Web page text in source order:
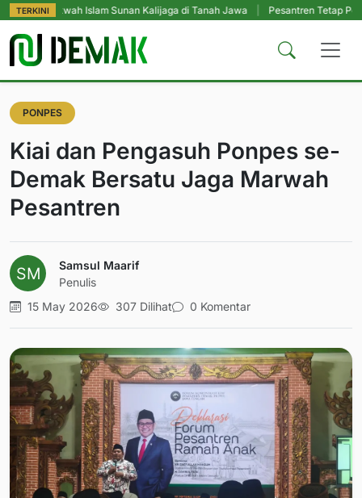
TERKINI
Islam Sunan Kalijaga di Tanah Jawa | Pesantren Tetap Pendidikan
PONPES
Kiai dan Pengasuh Ponpes se-
Demak Bersatu Jaga Marwah
Pesantren
Samsul Maarif
Penulis
15 May 2026
307 Dilihat 0 Komentar